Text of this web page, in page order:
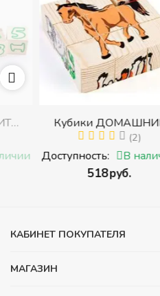
Кубики ДОМАШНИЕ
ЖИВОТНЫЕ (Томик)
(Набор кубиков
разрезных (складных))
(2)
Доступность: В наличии
руб.
КАБИНЕТ ПОКУПАТЕЛЯ
МАГАЗИН